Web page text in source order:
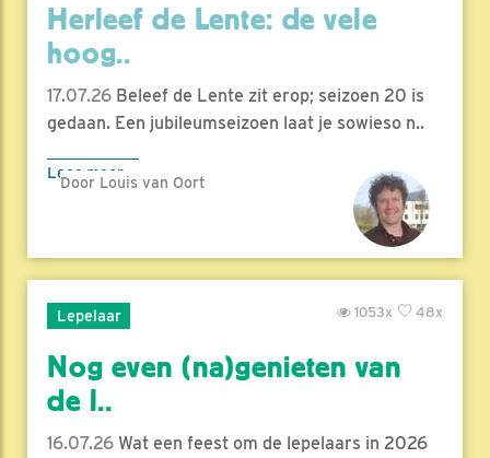
Herleef de Lente: de vele
hoog..
17.07.26 Beleef de Lente zit erop; seizoen 20 is
gedaan. Een jubileumseizoen laat je sowieso n..
Lees meer
Door Louis van Oort
Lepelaar 48x
1053x
Nog even (na)genieten van
de l..
16.07.26 Wat een feest om de lepelaars in 2026